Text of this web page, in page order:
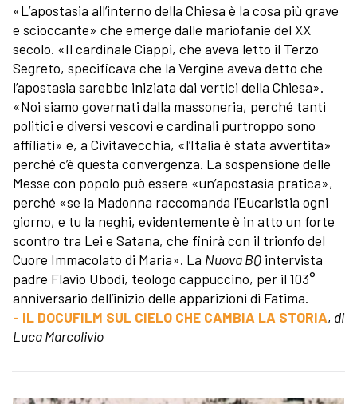
«L’apostasia all’interno della Chiesa è la cosa più grave
e scioccante» che emerge dalle mariofanie del XX
secolo. «Il cardinale Ciappi, che aveva letto il Terzo
Segreto, specificava che la Vergine aveva detto che
l’apostasia sarebbe iniziata dai vertici della Chiesa».
«Noi siamo governati dalla massoneria, perché tanti
politici e diversi vescovi e cardinali purtroppo sono
affiliati» e, a Civitavecchia, «l’Italia è stata avvertita»
perché c’è questa convergenza. La sospensione delle
Messe con popolo può essere «un’apostasia pratica»,
perché «se la Madonna raccomanda l’Eucaristia ogni
giorno, e tu la neghi, evidentemente è in atto un forte
scontro tra Lei e Satana, che finirà con il trionfo del
Cuore Immacolato di Maria». La Nuova BQ intervista
padre Flavio Ubodi, teologo cappuccino, per il 103°
anniversario dell’inizio delle apparizioni di Fatima.
- IL DOCUFILM SUL CIELO CHE CAMBIA LA STORIA, di
Luca Marcolivio